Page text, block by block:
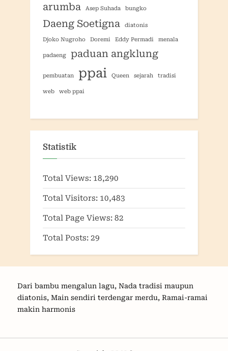
arumba Asep Suhada bungko
Daeng Soetigna diatonis
Djoko Nugroho Doremi Eddy Permadi menala
padaeng paduan angklung
pembuatan ppai Queen sejarah tradisi
web web ppai
Statistik
Total Views: 18,290
Total Visitors: 10,483
Total Page Views: 82
Total Posts: 29
Dari bambu mengalun lagu, Nada tradisi maupun
diatonis, Main sendiri terdengar merdu, Ramai-ramai
makin harmonis